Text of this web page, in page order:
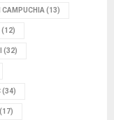
CAMPUCHIA (13)
(12)
(32)
(34)
(17)